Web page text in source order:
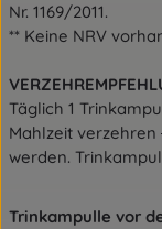
Nr. 1169/2011.
** Keine NRV
Täglich 1
Mahlzeit
werden.
Trinkampulle vor